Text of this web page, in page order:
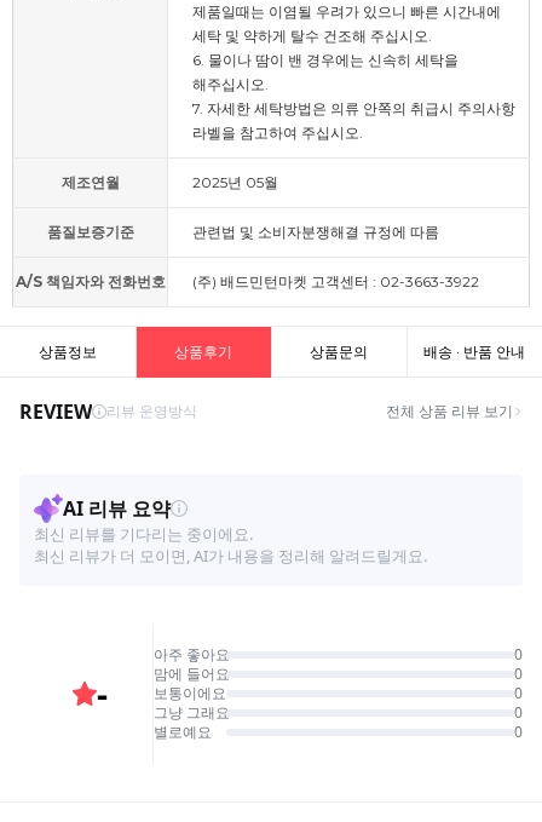
제품일때는 이염될 우려가 있으니 빠른 시간내에
세탁 및 약하게 탈수 건조해 주십시오.
6. 물이나 땀이 밴 경우에는 신속히 세탁을
해주십시오.
7. 자세한 세탁방법은 의류 안쪽의 취급시 주의사항
라벨을 참고하여 주십시오.
제조연월 2025년 05월
품질보증기준 관련법 및 소비자분쟁해결 규정에 따름
A/S 책임자와 전화번호 (주) 배드민턴마켓 고객센터 : 02-3663-3922
상품정보 상품후기 상품문의 배송 · 반품 안내